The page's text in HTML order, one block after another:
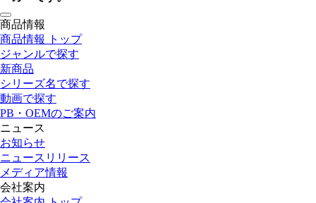
toggle
navigation
商品情報
商品情報 トップ
ジャンルで探す
新商品
シリーズ名で探す
動画で探す
PB・OEMのご案内
ニュース
お知らせ
ニュースリリース
メディア情報
会社案内